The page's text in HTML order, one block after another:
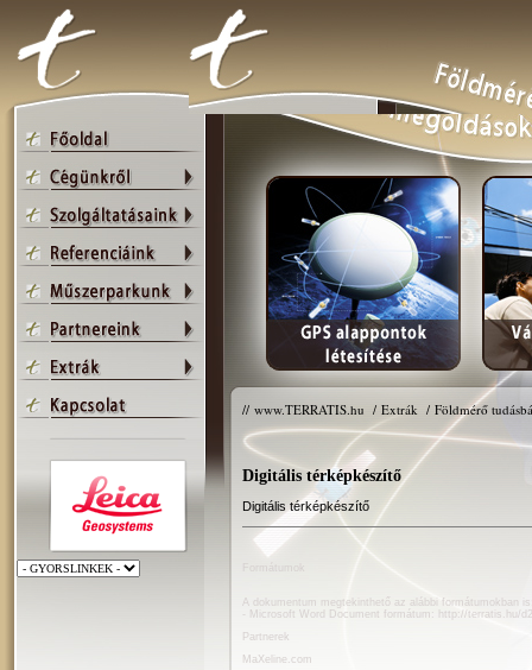
// www.TERRATIS.hu / Extrák / Földmérő
Digitális térképkészítő
Digitális térképkészítő
A dokumentum megtekinthető az alábbi formátumokban
- Microsoft Word Document formátum:
http://terratis.hu/
Partnerek
MaXeline.com